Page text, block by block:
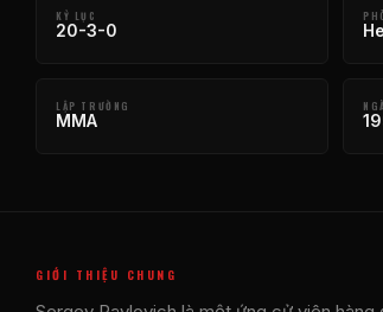
KỶ LỤC
20-3-0
LẬP TRƯỜNG
MMA
GIỚI THIỆU CHUNG